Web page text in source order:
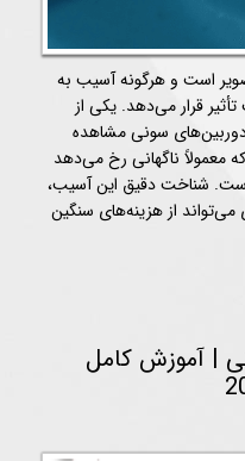
است و هرگونه آسیب به
قرار می‌دهد. یکی از
سونی مشاهده
معمولاً ناگهانی رخ می‌دهد
است. شناخت دقیق این آسیب،
از هزینه‌های سنگین
| آموزش کامل